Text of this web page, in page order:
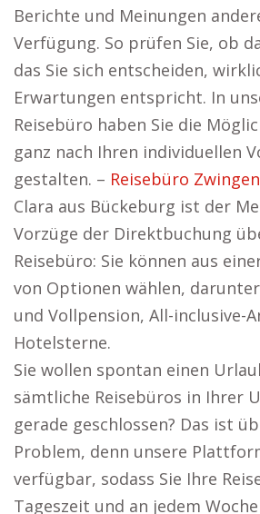
Berichte und Meinungen
Verfügung. So prüfen Sie, ob
das Sie sich entscheiden,
Erwartungen entspricht. In
Reisebüro haben Sie die
ganz nach Ihren individuellen
gestalten. – Reisebüro
Clara aus Bückeburg ist der
Vorzüge der Direktbuchung
Reisebüro: Sie können aus
von Optionen wählen,
und Vollpension, All-inclusive-
Hotelsterne.
Sie wollen spontan einen
sämtliche Reisebüros in Ihrer
gerade geschlossen? Das ist
Problem, denn unsere
verfügbar, sodass Sie Ihre
Tageszeit und an jedem